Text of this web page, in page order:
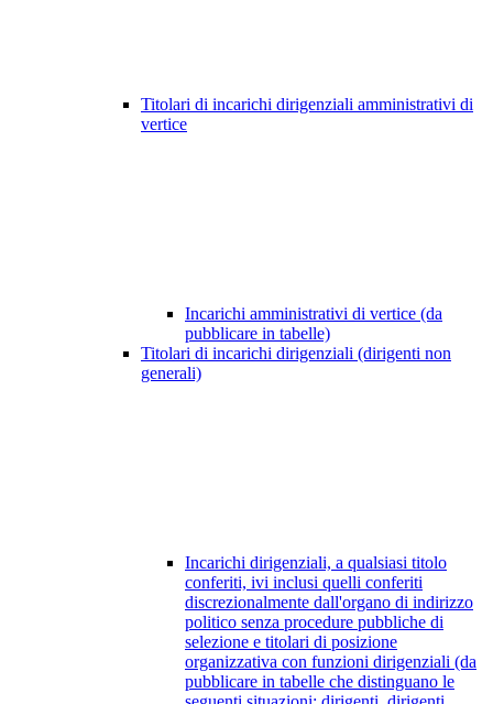
Titolari di incarichi dirigenziali amministrativi di
vertice
Incarichi amministrativi di vertice (da
pubblicare in tabelle)
Titolari di incarichi dirigenziali (dirigenti non
generali)
Incarichi dirigenziali, a qualsiasi titolo
conferiti, ivi inclusi quelli conferiti
discrezionalmente dall'organo di indirizzo
politico senza procedure pubbliche di
selezione e titolari di posizione
organizzativa con funzioni dirigenziali (da
pubblicare in tabelle che distinguano le